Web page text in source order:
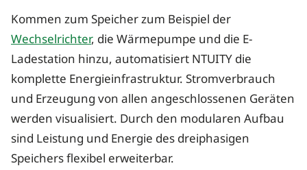
Kommen zum Speicher zum Beispiel der
Wechselrichter, die Wärmepumpe und die E-
Ladestation hinzu, automatisiert NTUITY die
komplette Energieinfrastruktur. Stromverbrauch
und Erzeugung von allen angeschlossenen Geräten
werden visualisiert. Durch den modularen Aufbau
sind Leistung und Energie des dreiphasigen
Speichers flexibel erweiterbar.